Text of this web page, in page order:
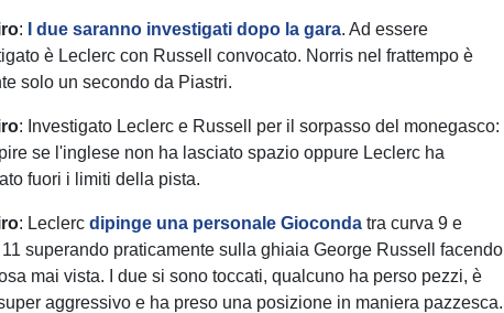
: I due saranno investigati dopo la gara. Ad essere
è Leclerc con Russell convocato. Norris nel frattempo è
solo un secondo da Piastri.
: Investigato Leclerc e Russell per il sorpasso del monegasco:
se l'inglese non ha lasciato spazio oppure Leclerc ha
fuori i limiti della pista.
: Leclercdipinge una personale Gioconda tra curva 9 e
superando praticamente sulla ghiaia George Russell facendo
mai vista. I due si sono toccati, qualcuno ha perso pezzi, è
aggressivo e ha preso una posizione in maniera pazzesca.